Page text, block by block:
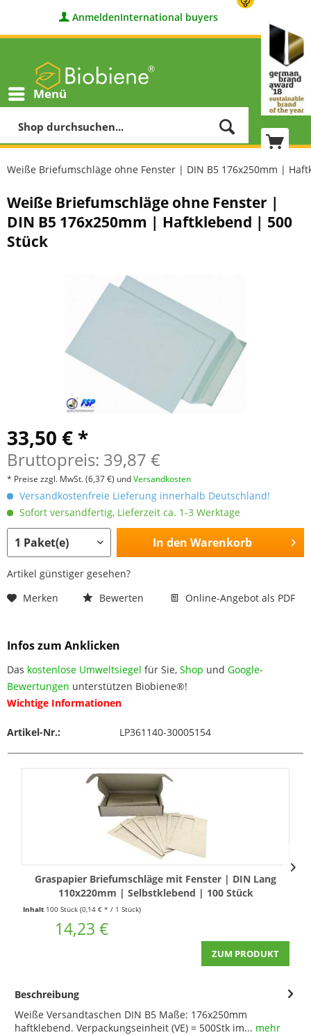
AnmeldenInternational buyers
Menü
Weiße Briefumschläge ohne Fenster | DIN B5 176x250mm |
Weiße Briefumschläge ohne Fenster |
DIN B5 176x250mm | Haftklebend | 500
Stück
33,50 € *
Bruttopreis: 39,87 €
* Preise zzgl. MwSt.(6,37 €) undVersandkosten
Versandkostenfreie Lieferung innerhalb Deutschland!
Sofort versandfertig, Lieferzeit ca. 1-3 Werktage
In den Warenkorb
Artikel günstiger gesehen?
Merken
Bewerten Online-Angebot als PDF
Infos zum Anklicken
Das kostenlose Umweltsiegel für Sie, Shop und Google-
Bewertungen unterstützen Biobiene®!
Wichtige Informationen
Artikel-Nr.: LP361140-30005154
Graspapier Briefumschläge mit Fenster | DIN Lang
110x220mm | Selbstklebend | 100 Stück
Inhalt 100 Stück (0,14 € * / 1 Stück)
14,23 €
ZUM PRODUKT
Beschreibung
Weiße Versandtaschen DIN B5 Maße: 176x250mm
haftklebend. Verpackungseinheit (VE) = 500Stk im... mehr